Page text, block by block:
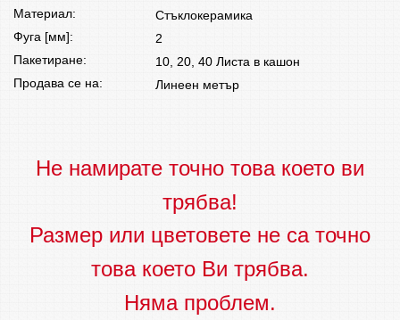
Материал:
Стъклокерамика
Фуга [мм]:
2
Пакетиране:
10, 20, 40 Листа в кашон
Продава се на:
Линеен метър
Не намирате точно това което ви
трябва!
Размер или цветовете не са точно
това което Ви трябва.
Няма проблем.